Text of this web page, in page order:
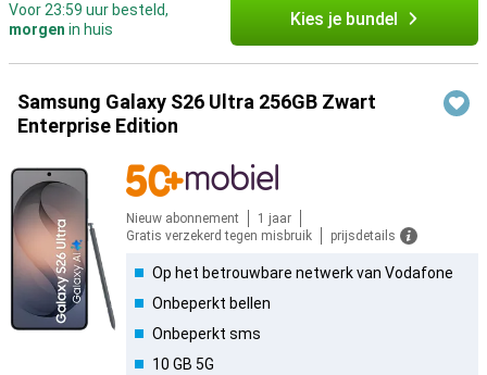
Voor 23:59 uur besteld,
morgen in huis Kies je bundel
Samsung Galaxy S26 Ultra 256GB Zwart
Enterprise Edition
Nieuw abonnement
1 jaar
Gratis verzekerd tegen misbruik
prijsdetails
Op het betrouwbare netwerk van Vodafone
Onbeperkt bellen
Onbeperkt sms
10 GB 5G